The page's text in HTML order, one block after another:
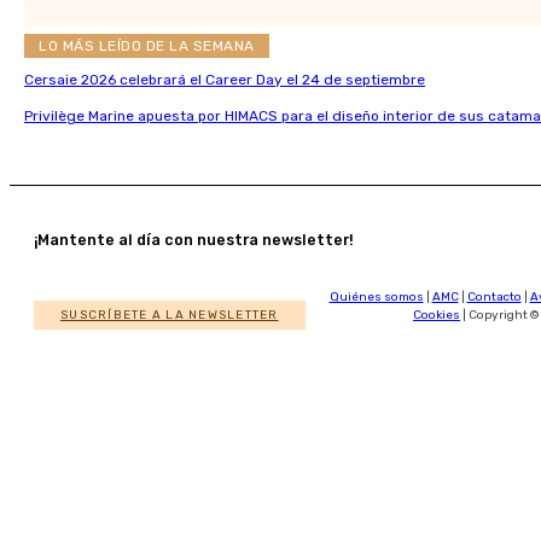
LO MÁS LEÍDO DE LA SEMANA
Cersaie 2026 celebrará el Career Day el 24 de septiembre
Privilège Marine apuesta por HIMACS para el diseño interior de sus
¡Mantente al día con nuestra newsletter!
SUSCRÍBETE A LA NEWSLETTER
Quiénes somos AMC| Contacto
Cookies | Copyright